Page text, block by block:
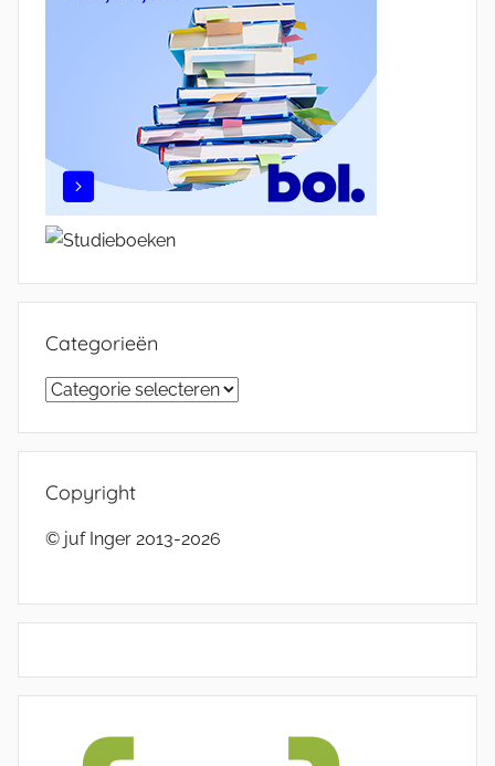
Categorieën
Categorieën
Copyright
© juf Inger 2013-2026